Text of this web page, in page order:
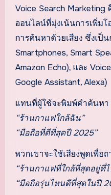
Voice Search Marketing
ออนไลน์ที่มุ่งเน้นการเพิ่ม
การค้นหาด้วยเสียง ซึ่งเป็
Smartphones, Smart
Amazon Echo), และ
Google Assistant, Alexa)
แทนที่ผู้ใช้จะพิมพ์คำค้นหา
“ร้านกาแฟใกล้ฉัน”
“มือถือที่ดีที่สุดปี 2025”
พวกเขาจะใช้เสียงพูดเพื่อ
“ร้านกาแฟที่ใกล้ที่สุดอยู่ที่
“มือถือรุ่นไหนดีที่สุดในปี